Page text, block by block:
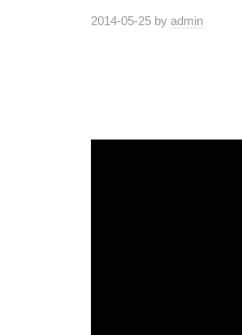
2014-05-25 by admin